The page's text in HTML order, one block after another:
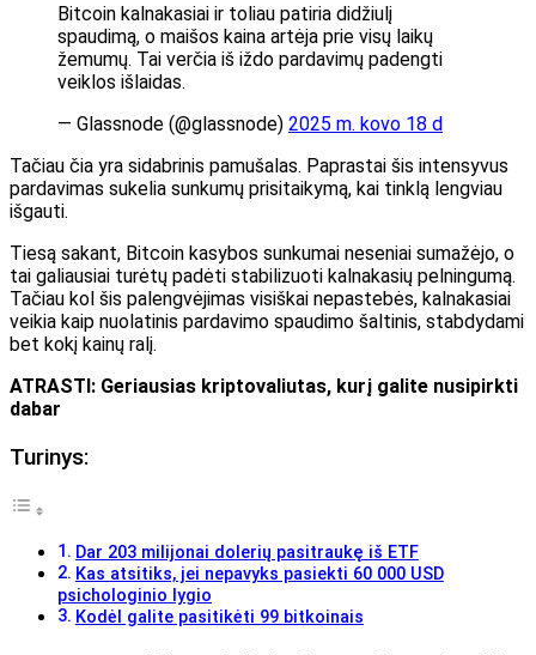
Bitcoin kalnakasiai ir toliau patiria didžiulį
spaudimą, o maišos kaina artėja prie visų laikų
žemumų. Tai verčia iš iždo pardavimų padengti
veiklos išlaidas.
— Glassnode (@glassnode) 2025 m. kovo 18 d
Tačiau čia yra sidabrinis pamušalas. Paprastai šis intensyvus
pardavimas sukelia sunkumų prisitaikymą, kai tinklą lengviau
išgauti.
Tiesą sakant, Bitcoin kasybos sunkumai neseniai sumažėjo, o
tai galiausiai turėtų padėti stabilizuoti kalnakasių pelningumą.
Tačiau kol šis palengvėjimas visiškai nepastebės, kalnakasiai
veikia kaip nuolatinis pardavimo spaudimo šaltinis, stabdydami
bet kokį kainų ralį.
ATRASTI: Geriausias kriptovaliutas, kurį galite nusipirkti
dabar
Turinys:
Dar 203 milijonai dolerių pasitraukę iš ETF
Kas atsitiks, jei nepavyks pasiekti 60 000 USD
psichologinio lygio
Kodėl galite pasitikėti 99 bitkoinais